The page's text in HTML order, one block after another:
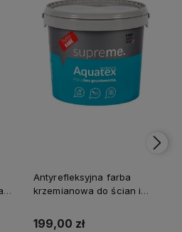
Antyrefleksyjna farba
krzemianowa do ścian i
199,00 zł